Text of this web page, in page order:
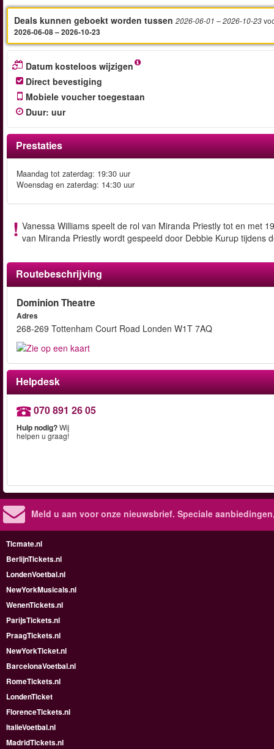
Deals kunnen geboekt worden tussen 2026-06-01 – 2026-10-23
2026-06-08 – 2026-10-23
Datum kosteloos wijzigen
Direct bevestiging
Mobiele voucher toegestaan
Duur: uur
Prestaties
Maandag tot zaterdag: 19:30 uur
Woensdag en zaterdag: 14:30 uur
Vanessa Williams speelt de rol van Miranda Priestly tot en met
van Miranda Priestly wordt gespeeld door Debbie Kurup
Routebeschrijving
Dominion Theatre
Adres
268-269 Tottenham Court Road Londen W1T 7AQ
Helpdesk
070 891 26 05
Hulp nodig?Wij
helpen u graag!
Meld u aan voor onze nieuwsbrief. Speciale
Ticmate.nl
BerlijnTickets.nl
LondenVoetbal.nl
NewYorkMusicals.nl
WenenTickets.nl
ParijsTickets.nl
PraagTickets.nl
NewYorkTicket.nl
BarcelonaVoetbal.nl
RomeTickets.nl
LondenTicket
FlorenceTickets.nl
ItalieVoetbal.nl
MadridTickets.nl